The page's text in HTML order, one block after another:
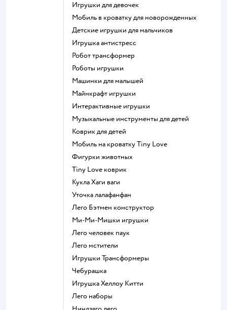
Игрушки для девочек
Мобиль в кроватку для новорожденных
Детские игрушки для мальчиков
Игрушка антистресс
Робот трансформер
Роботы игрушки
Машинки для малышей
Майнкрафт игрушки
Интерактивные игрушки
Музыкальные инструменты для детей
Коврик для детей
Мобиль на кроватку Tiny Love
Фигурки животных
Tiny Love коврик
Кукла Хаги ваги
Уточка лалафанфан
Лего Бэтмен конструктор
Ми-Ми-Мишки игрушки
Лего человек паук
Лего мстители
Игрушки Трансформеры
Чебурашка
Игрушка Хеллоу Китти
Лего наборы